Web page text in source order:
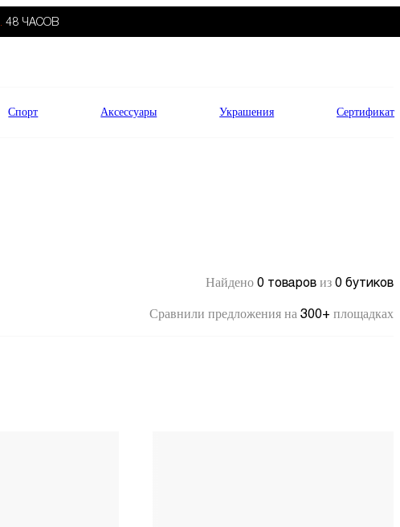
48 ЧАСОВ
Спорт Аксессуары Украшения Сертификат
Найдено 0 товаров из 0 бутиков
Сравнили предложения на 300+ площадках